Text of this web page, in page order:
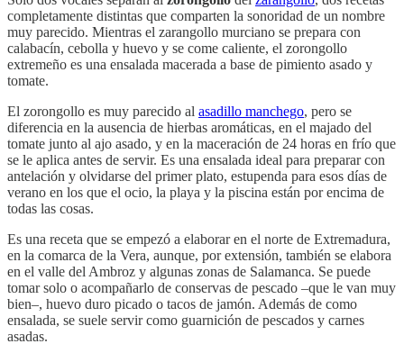
completamente distintas que comparten la sonoridad de un nombre
muy parecido. Mientras el zarangollo murciano se prepara con
calabacín, cebolla y huevo y se come caliente, el zorongollo
extremeño es una ensalada macerada a base de pimiento asado y
tomate.
El zorongollo es muy parecido al asadillo manchego, pero se
diferencia en la ausencia de hierbas aromáticas, en el majado del
tomate junto al ajo asado, y en la maceración de 24 horas en frío que
se le aplica antes de servir. Es una ensalada ideal para preparar con
antelación y olvidarse del primer plato, estupenda para esos días de
verano en los que el ocio, la playa y la piscina están por encima de
todas las cosas.
Es una receta que se empezó a elaborar en el norte de Extremadura,
en la comarca de la Vera, aunque, por extensión, también se elabora
en el valle del Ambroz y algunas zonas de Salamanca. Se puede
tomar solo o acompañarlo de conservas de pescado –que le van muy
bien–, huevo duro picado o tacos de jamón. Además de como
ensalada, se suele servir como guarnición de pescados y carnes
asadas.